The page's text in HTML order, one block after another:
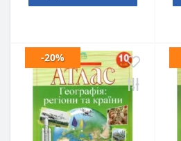
-20%